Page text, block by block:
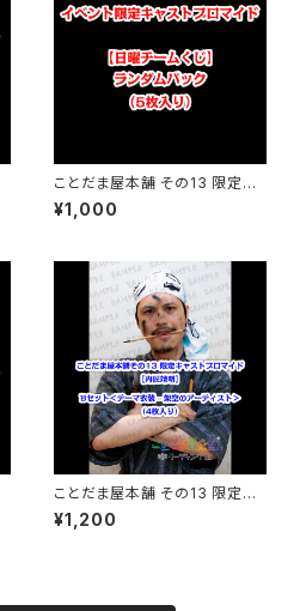
ことだま屋本舗 その13 限定キ
ャストブロマイド 【 日曜チームく
じ 】
¥1,000
ことだま屋本舗 その13 限定キ
ャストブロマイド 【内匠靖明】B
セット
¥1,200